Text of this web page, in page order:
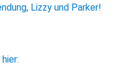
Lizzy und Parker!